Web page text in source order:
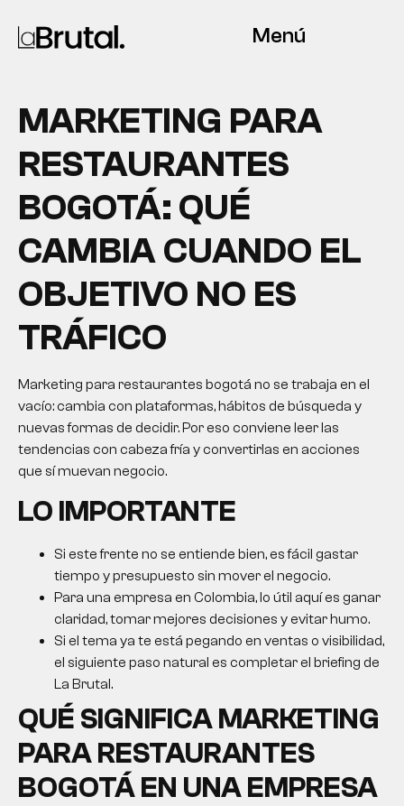
Menú
MARKETING PARA
RESTAURANTES
BOGOTÁ: QUÉ
CAMBIA CUANDO EL
OBJETIVO NO ES
TRÁFICO
Marketing para restaurantes bogotá no se trabaja en el
vacío: cambia con plataformas, hábitos de búsqueda y
nuevas formas de decidir. Por eso conviene leer las
tendencias con cabeza fría y convertirlas en acciones
que sí muevan negocio.
LO IMPORTANTE
Si este frente no se entiende bien, es fácil gastar
tiempo y presupuesto sin mover el negocio.
Para una empresa en Colombia, lo útil aquí es ganar
claridad, tomar mejores decisiones y evitar humo.
Si el tema ya te está pegando en ventas o visibilidad,
el siguiente paso natural es completar el briefing de
La Brutal.
QUÉ SIGNIFICA MARKETING
PARA RESTAURANTES
BOGOTÁ EN UNA EMPRESA